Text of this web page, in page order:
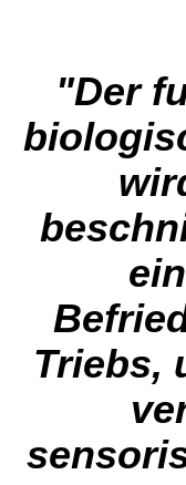
"Der
Triebs,